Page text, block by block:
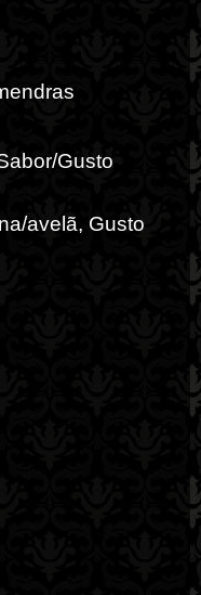
Gusto
avelã, Gusto